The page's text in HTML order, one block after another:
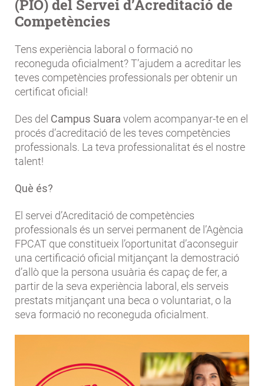
(PIO) del Servei d’Acreditació de
Competències
Tens experiència laboral o formació no
reconeguda oficialment? T’ajudem a acreditar les
teves competències professionals per obtenir un
certificat oficial!
Des del Campus Suara volem acompanyar-te en el
procés d’acreditació de les teves competències
professionals. La teva professionalitat és el nostre
talent!
Què és?
El servei d’Acreditació de competències
professionals és un servei permanent de l’Agència
FPCAT que constitueix l’oportunitat d’aconseguir
una certificació oficial mitjançant la demostració
d’allò que la persona usuària és capaç de fer, a
partir de la seva experiència laboral, els serveis
prestats mitjançant una beca o voluntariat, o la
seva formació no reconeguda oficialment.